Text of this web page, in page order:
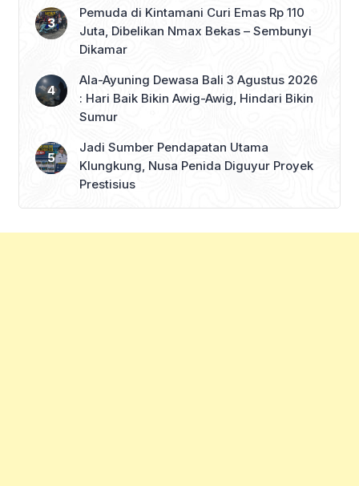
Pemuda di Kintamani Curi Emas Rp 110
Juta, Dibelikan Nmax Bekas – Sembunyi
Dikamar
Ala-Ayuning Dewasa Bali 3 Agustus 2026
: Hari Baik Bikin Awig-Awig, Hindari Bikin
Sumur
Jadi Sumber Pendapatan Utama
Klungkung, Nusa Penida Diguyur Proyek
Prestisius